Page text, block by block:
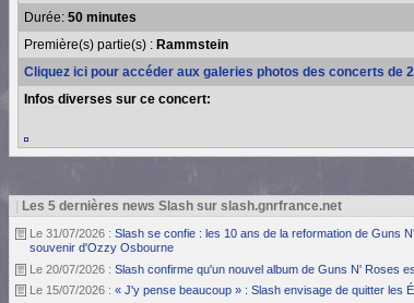
Durée: 50 minutes
Première(s) partie(s) : Rammstein
Cliquez ici pour accéder aux galeries photos des concerts de
Infos diverses sur ce concert:
Les 5 dernières news Slash sur slash.gnrfrance.net
Le 31/07/2026 : Slash se confie : les 10 ans de la reformation de Guns
souvenir d'Ozzy Osbourne
Le 20/07/2026 : Slash confirme qu'un nouvel album de Guns N' Roses
Le 15/07/2026 : « J'y pense beaucoup » : Slash envisage de quitter les